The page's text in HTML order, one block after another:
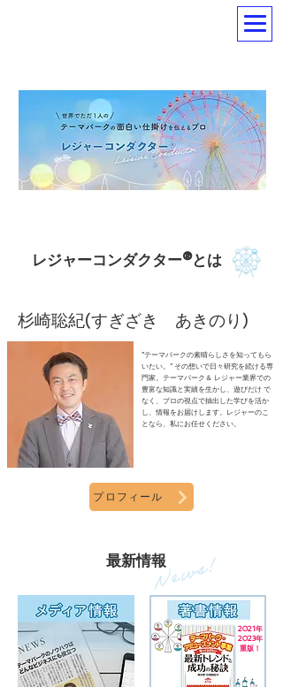
レジャーコンダクター®️とは
杉崎聡紀(すぎざき あきのり)
”テーマパークの素晴らしさを知ってもら
いたい。” その想いで日々研究を続ける専
門家。テーマパーク＆ レジャー業界での
豊富な知識と実績を生かし、遊びだけ で
なく、プロの視点で抽出した学びを活か
し、情報をお届けします。レジャーのこ
となら、私にお任せください。
プロフィール
​最新情報
2021年
2023年
重版！